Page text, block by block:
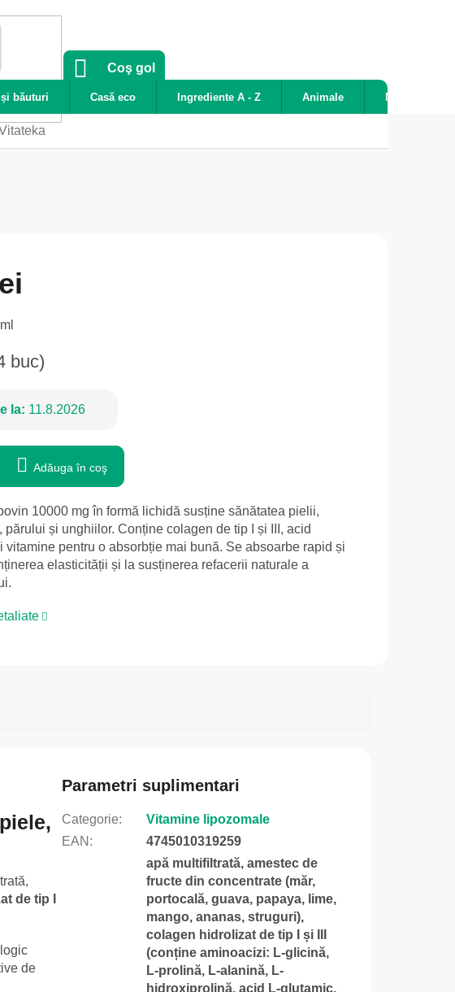
COŞ
CUMPĂRĂTURI
Coş gol
băuturi Casă eco Ingrediente A - Z Animale Noutăți
buc)
la: 11.8.2026
Adăuga în coş
10000 mg în formă lichidă susține sănătatea pielii,
părului și unghiilor. Conține colagen de tip I și III, acid
vitamine pentru o absorbție mai bună. Se absoarbe rapid și
elasticității și la susținerea refacerii naturale a
de tip I
de
Parametri suplimentari
Categorie:
Vitamine lipozomale
EAN : 4745010319259
apă multifiltrată, amestec de
fructe din concentrate (măr,
portocală, guava, papaya, lime,
mango, ananas, struguri),
colagen hidrolizat de tip I și III
(conține aminoacizi: L-glicină,
L-prolină, L-alanină, L-
hidroxiprolină, acid L-glutamic,